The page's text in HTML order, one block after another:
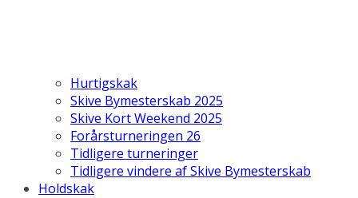
Hurtigskak
Skive Bymesterskab 2025
Skive Kort Weekend 2025
Forårsturneringen 26
Tidligere turneringer
Tidligere vindere af Skive Bymesterskab
Holdskak